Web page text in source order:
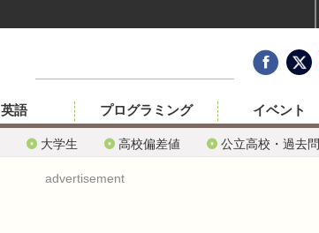
大学生 高校偏差値 公立高校・過去問
英語 プログラミング イベント
advertisement